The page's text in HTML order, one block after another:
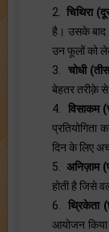
2.चिथिरा
है। उसके बाद
उन फूलों को
3. चोधी
बेहतर तरीक़े से
4. विसाकम
दिन के लिए
5. अनिज़ाम
होती है जिसे
6.थ्रिकेता
आयोजन